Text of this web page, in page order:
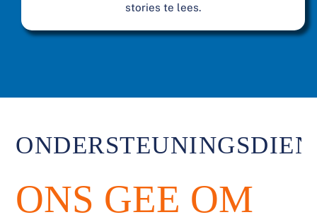
stories te lees.
ONS GEE OM